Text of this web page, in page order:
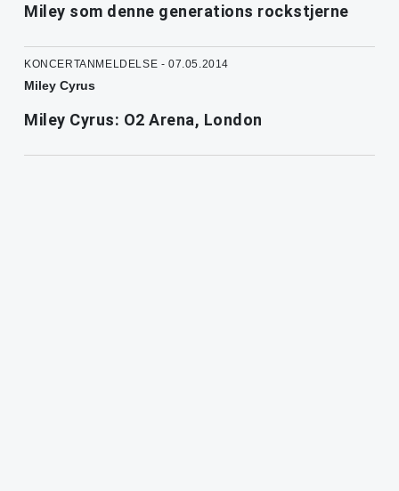
Miley som denne generations rockstjerne
KONCERTANMELDELSE - 07.05.2014
Miley Cyrus
Miley Cyrus: O2 Arena, London